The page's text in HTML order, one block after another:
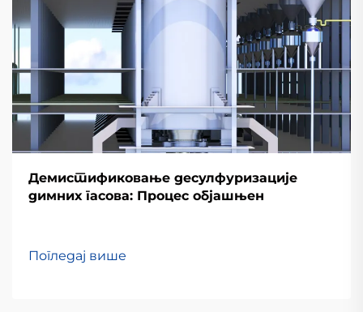
Демистификовање десулфуризације
димних гасова: Процес објашњен
Погледај више